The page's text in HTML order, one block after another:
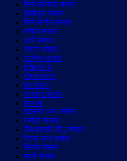
सिने लीजेन्ड संसार
हॉलीवुड़ संसार
सिने संगीत संसार
संगीत संसार
आर्य समाज
रंगमंच संसार
साहित्य संसार
इतिहास से
सेहत संसार
घर संसार
सनातन संसार
इस्लाम
ख़ालसा पन्थ संसार
मसीही संसार
जैन-पारसी-बौद्ध संसार
रैदास पन्थ संसार
सिन्धी संसार
सूफी संसार